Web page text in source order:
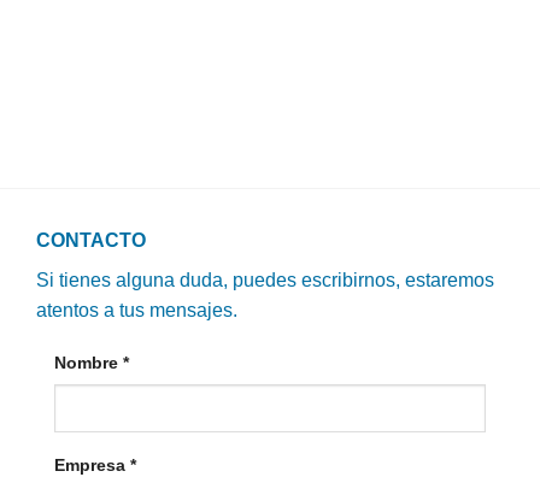
CONTACTO
Si tienes alguna duda, puedes escribirnos, estaremos
atentos a tus mensajes.
Nombre *
Empresa *